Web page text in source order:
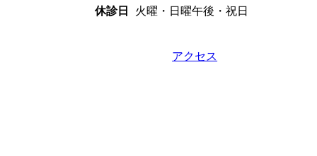
休診日 火曜・日曜午後・祝日
アクセス